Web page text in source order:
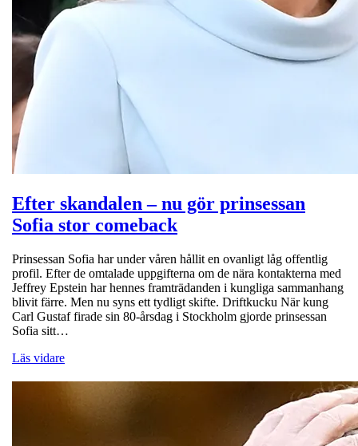
Efter skandalen – nu gör prinsessan
Sofia stor comeback
Prinsessan Sofia har under våren hållit en ovanligt låg offentlig
profil. Efter de omtalade uppgifterna om de nära kontakterna med
Jeffrey Epstein har hennes framträdanden i kungliga sammanhang
blivit färre. Men nu syns ett tydligt skifte. Driftkucku När kung
Carl Gustaf firade sin 80-årsdag i Stockholm gjorde prinsessan
Sofia sitt…
Läs vidare